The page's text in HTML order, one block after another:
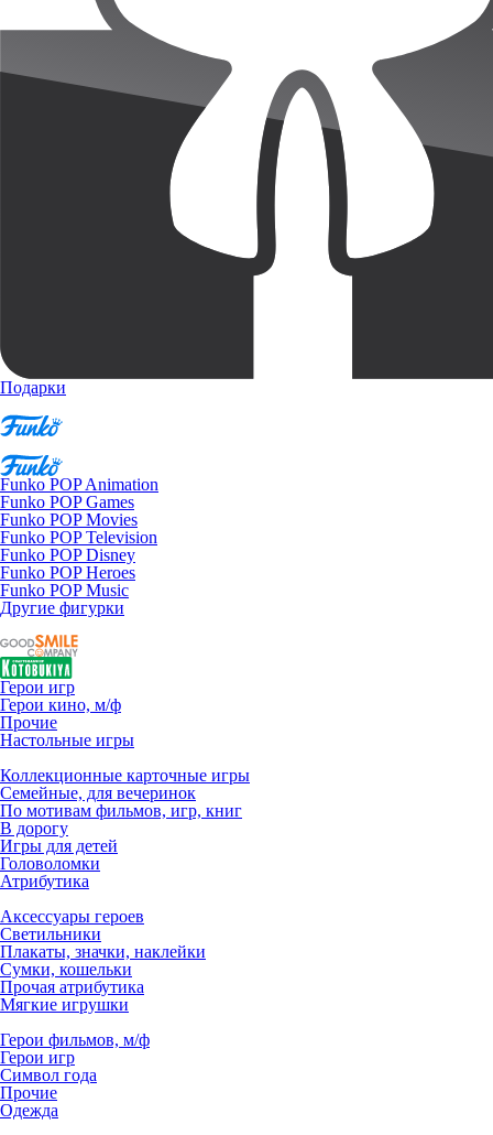
Подарки
Funko POP Animation
Funko POP Games
Funko POP Movies
Funko POP Television
Funko POP Disney
Funko POP Heroes
Funko POP Music
Другие фигурки
Герои игр
Герои кино, м/ф
Прочие
Настольные игры
Коллекционные карточные игры
Семейные, для вечеринок
По мотивам фильмов, игр, книг
В дорогу
Игры для детей
Головоломки
Атрибутика
Аксессуары героев
Светильники
Плакаты, значки, наклейки
Сумки, кошельки
Прочая атрибутика
Мягкие игрушки
Герои фильмов, м/ф
Герои игр
Символ года
Прочие
Одежда